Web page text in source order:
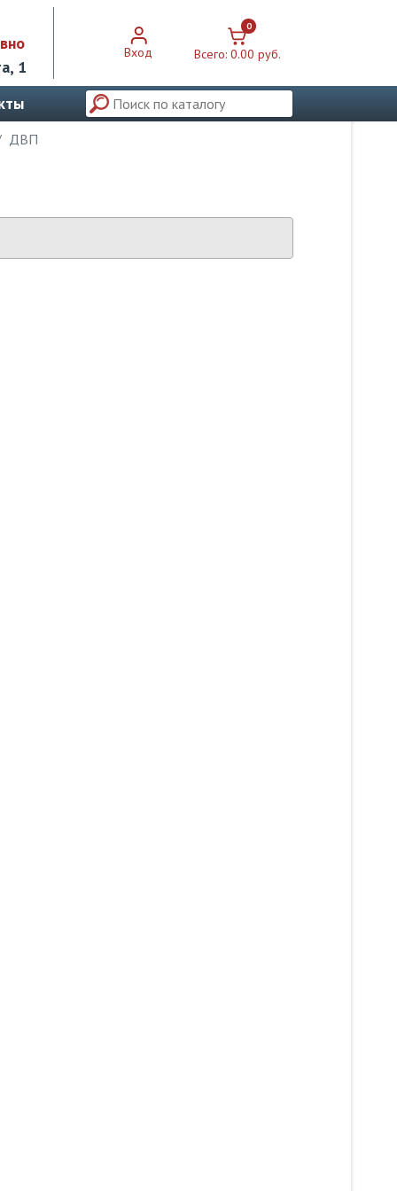
1
Вход
0
Всего: 0.00 pуб.
ДВП